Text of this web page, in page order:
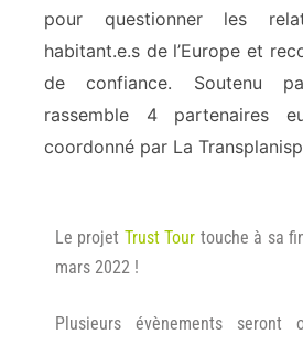
pour questionner les
habitant.e.s de l’Europe et
de confiance. Soutenu
rassemble 4 partenaires
coordonné par La
Le projet Trust Tour touche à sa
mars 2022 !
Plusieurs évènements seront